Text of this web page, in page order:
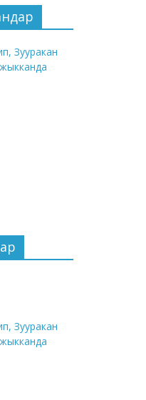
Зууракан
Зууракан